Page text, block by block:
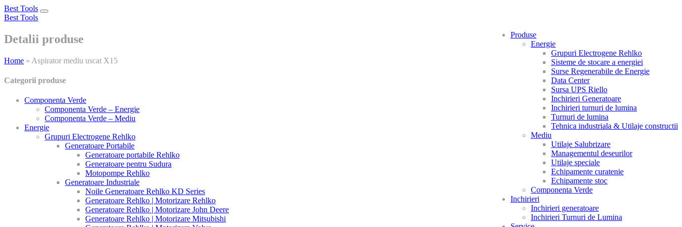
Best Tools
Toggle
Best Tools
Produse
Energie
Grupuri Electrogene Rehlko
Sisteme de stocare a energiei
Surse Regenerabile de Energie
Data Center
Sursa UPS Riello
Inchirieri Generatoare
Inchirieri turnuri de lumina
Turnuri de lumina
Tehnica industriala & Utilaje constructii
Mediu
Utilaje Salubrizare
Managementul deseurilor
Utilaje speciale
Echipamente curatenie
Echipamente stoc
Componenta Verde
Inchirieri
Inchirieri generatoare
Inchirieri Turnuri de Lumina
Detalii produse
Home » Aspirator mediu uscat X15
Categorii produse
Componenta Verde
Componenta Verde – Energie
Componenta Verde – Mediu
Energie
Grupuri Electrogene Rehlko
Generatoare Portabile
Generatoare portabile Rehlko
Generatoare pentru Sudura
Motopompe Rehlko
Generatoare Industriale
Noile Generatoare Rehlko KD Series
Generatoare Rehlko | Motorizare Rehlko
Generatoare Rehlko | Motorizare John Deere
Generatoare Rehlko | Motorizare Mitsubishi